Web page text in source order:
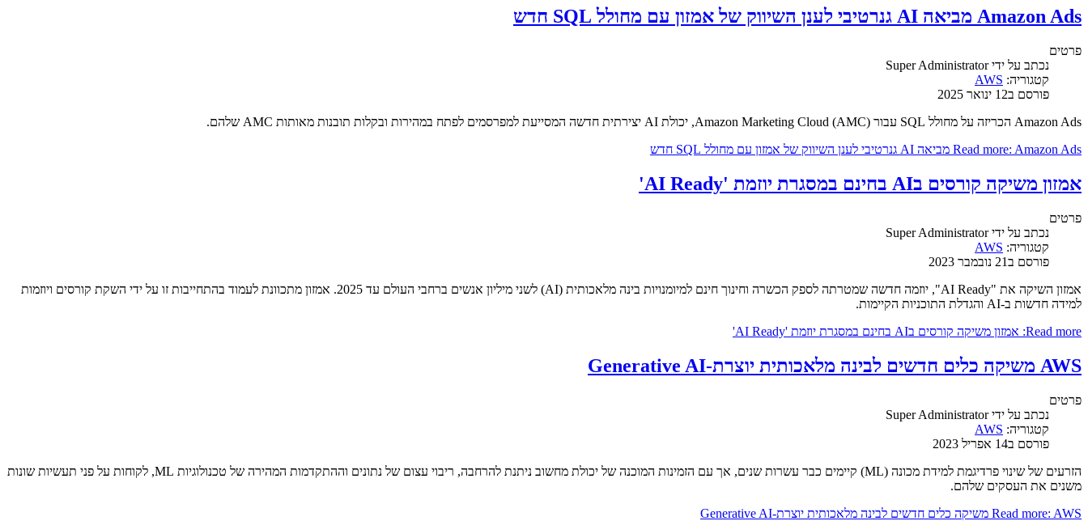
Amazon Ads מביאה AI גנרטיבי לענן השיווק של אמזון עם מחולל SQL חדש
פרטים
נכתב על ידיSuper Administrator
קטגוריה: AWS
פורסם ב12 ינואר 2025
Amazon Ads הכריזה על מחולל SQL עבור Amazon Marketing Cloud (AMC), יכולת AI יצירתית חדשה המסייעת למפרסמים לפתח במהירות ובקלות תובנות מאותות AMC שלהם.
Read more: Amazon Ads מביאה AI גנרטיבי לענן השיווק של אמזון עם מחולל SQL חדש
אמזון משיקה קורסים בAI בחינם במסגרת יוזמת 'AI Ready'
פרטים
נכתב על ידיSuper Administrator
קטגוריה: AWS
פורסם ב21 נובמבר 2023
אמזון השיקה את "AI Ready", יוזמה חדשה שמטרתה לספק הכשרה וחינוך חינם למיומנויות בינה מלאכותית (AI) לשני מיליון אנשים ברחבי העולם עד 2025. אמזון מתכוונת לעמוד בהתחייבות זו על ידי השקת קורסים ויוזמות
למידה חדשות ב-AI והגדלת התוכניות הקיימות.
Read more: אמזון משיקה קורסים בAI בחינם במסגרת יוזמת 'AI Ready'
AWS משיקה כלים חדשים לבינה מלאכותית יוצרת-Generative AI
פרטים
נכתב על ידיSuper Administrator
קטגוריה: AWS
פורסם ב14 אפריל 2023
הזרעים של שינוי פרדיגמת למידת מכונה (ML) קיימים כבר עשרות שנים, אך עם הזמינות המוכנה של יכולת מחשוב ניתנת להרחבה, ריבוי עצום של נתונים וההתקדמות המהירה של טכנולוגיות ML, לקוחות על פני תעשיות שונות
משנים את העסקים שלהם.
Read more: AWS משיקה כלים חדשים לבינה מלאכותית יוצרת-Generative AI